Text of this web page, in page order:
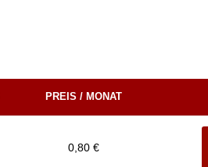
PREIS / MONAT
0,80 €